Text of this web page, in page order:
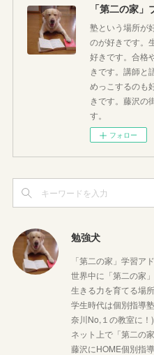
塾という場所が
のが好きです。
好きです。合格
きです。講師と
めっこするのも
きです。藤沢の
す。
フォロー
勉強犬
「第二の家」学習ア
世界中に「第二の家
生きる力を育てる場
学生時代は個別指導
奈川No,１の教室に
ネット上で「第二の
藤沢にHOME個別指